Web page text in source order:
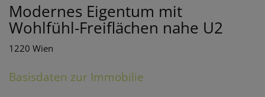
Modernes Eigentum mit
Wohlfühl-Freiflächen nahe U2
1220 Wien
Basisdaten zur Immobilie